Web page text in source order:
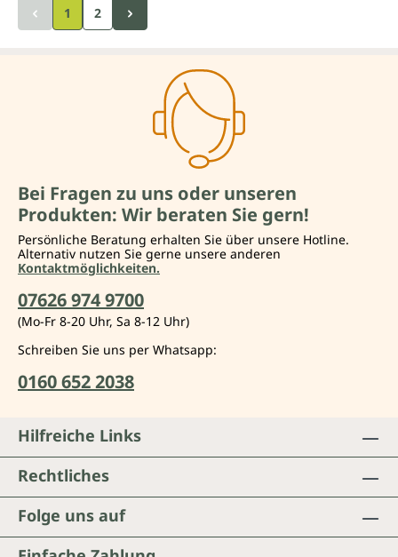
1 2
Bei Fragen zu uns oder unseren
Produkten: Wir beraten Sie gern!
Persönliche Beratung erhalten Sie über unsere Hotline.
Alternativ nutzen Sie gerne unsere anderen
Kontaktmöglichkeiten.
07626 974 9700
(Mo-Fr 8-20 Uhr, Sa 8-12 Uhr)
Schreiben Sie uns per Whatsapp:
0160 652 2038
Folge uns auf
Hilfreiche Links
Rechtliches